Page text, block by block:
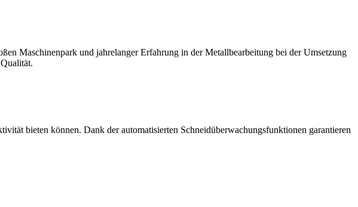
Maschinenpark und jahrelanger Erfahrung in der Metallbearbeitung bei der Umsetzung
bieten können. Dank der automatisierten Schneidüberwachungsfunktionen garantieren